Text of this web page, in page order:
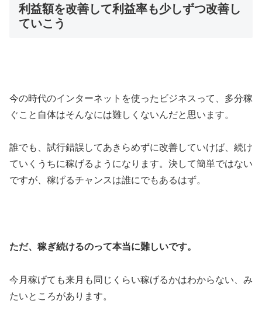
利益額を改善して利益率も少しずつ改善し
ていこう
今の時代のインターネットを使ったビジネスって、多分稼
ぐこと自体はそんなには難しくないんだと思います。
誰でも、試行錯誤してあきらめずに改善していけば、続け
ていくうちに稼げるようになります。決して簡単ではない
ですが、稼げるチャンスは誰にでもあるはず。
ただ、稼ぎ続けるのって本当に難しいです。
今月稼げても来月も同じくらい稼げるかはわからない、み
たいところがあります。